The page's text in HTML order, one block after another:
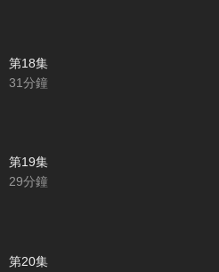
第18集
31分鐘
第19集
29分鐘
第20集